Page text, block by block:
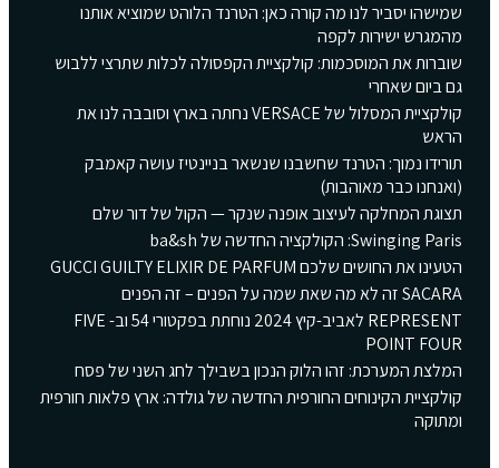
שמישהו יסביר לנו מה קורה כאן: הטרנד הלוהט שמוציא אותנו
מהמגרש ישירות לקפה
שוברות את המוסכמות: קולקציית הקפסולה לכלות שתרצי ללבוש
גם ביום שאחרי
קולקציית המסלול של VERSACE נחתה בארץ וסובבה לנו את
הראש
תורידו נמוך: הטרנד שחשבנו שנשאר בניינטיז עושה קאמבק
(ואנחנו כבר מאוהבות)
תצוגת המחלקה לעיצוב אופנה שנקר — הקול של דור שלם
Swinging Paris: הקולקציה החדשה של ba&sh
הטעינו את החושים שלכם GUCCI GUILTY ELIXIR DE PARFUM
SACARA זה לא מה שאת שמה על הפנים – זה הפנים
REPRESENT לאביב-קיץ 2024 נוחתת בפקטורי 54 וב- FIVE
POINT FOUR
המלצת המערכת: זהו הלוק הנכון בשבילך לחג השני של פסח
קולקציית הקינוחים החורפית החדשה של גולדה: ארץ פלאות חורפית
ומתוקה